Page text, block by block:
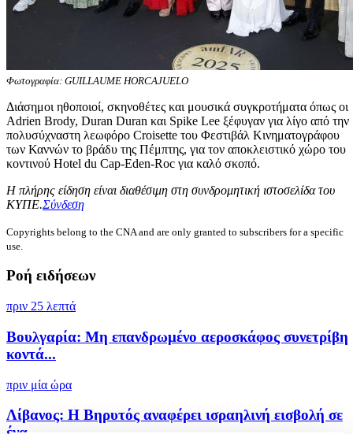
Φωτογραφία: GUILLAUME HORCAJUELO
Διάσημοι ηθοποιοί, σκηνοθέτες και μουσικά συγκροτήματα όπως οι
Adrien Brody, Duran Duran και Spike Lee ξέφυγαν για λίγο από την
πολυσύχναστη λεωφόρο Croisette του Φεστιβάλ Κινηματογράφου
των Καννών το βράδυ της Πέμπτης, για τον αποκλειστικό χώρο του
κοντινού Hotel du Cap-Eden-Roc για καλό σκοπό.
Η πλήρης είδηση είναι διαθέσιμη στη συνδρομητική ιστοσελίδα του
ΚΥΠΕ.Σύνδεση
Copyrights belong to the CNA and are only granted to subscribers for a specific
use.
Ροή ειδήσεων
πριν 25 λεπτά
Βουλγαρία: Μη επανδρωμένο αεροσκάφος συνετρίβη
κοντά...
πριν μία ώρα
Λίβανος: Η Βηρυτός αναφέρει ισραηλινή εισβολή σε